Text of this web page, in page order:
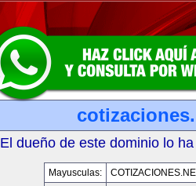
El dueño de este dominio lo
Mayusculas: